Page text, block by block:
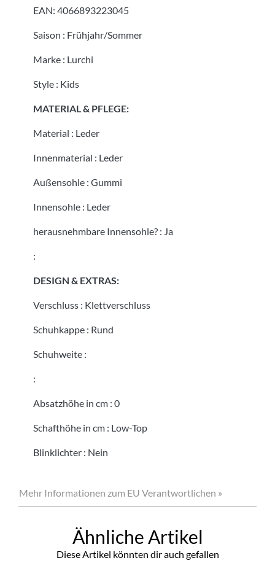
EAN: 4066893223045
Saison : Frühjahr/Sommer
Marke : Lurchi
Style : Kids
MATERIAL & PFLEGE:
Material : Leder
Innenmaterial : Leder
Außensohle : Gummi
Innensohle : Leder
herausnehmbare Innensohle? : Ja
:
DESIGN & EXTRAS:
Verschluss : Klettverschluss
Schuhkappe : Rund
Schuhweite :
:
Absatzhöhe in cm : 0
Schafthöhe in cm : Low-Top
Blinklichter : Nein
Mehr Informationen zum EU Verantwortlichen »
Ähnliche Artikel
Diese Artikel könnten dir auch gefallen